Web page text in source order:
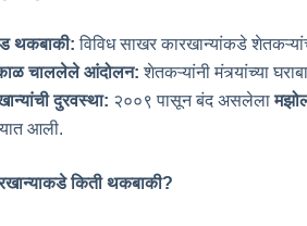
थकबाकी: विविध साखर कारखान्यांकडे
चाललेले आंदोलन: शेतकऱ्यांनी मंत्र्यांच्या
दुरवस्था: २००९ पासून बंद असलेला
आली.
किती थकबाकी?